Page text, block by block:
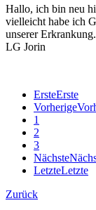
Hallo, ich bin neu
vielleicht habe ich
unserer Erkrankung.
LG Jorin
ErsteErste
Vorherige
1
2
3
Nächste
LetzteLetzte
Zurück